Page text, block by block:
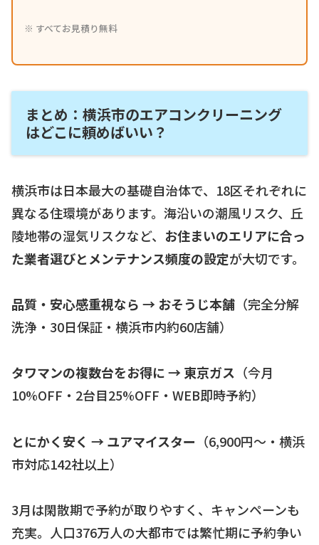
※ すべてお見積り無料
まとめ：横浜市のエアコンクリーニング
はどこに頼めばいい？
横浜市は日本最大の基礎自治体で、18区それぞれに
異なる住環境があります。海沿いの潮風リスク、丘
陵地帯の湿気リスクなど、 お住まいのエリアに合っ
た業者選びとメンテナンス頻度の設定が大切です。
品質・安心感重視なら → おそうじ本舗 （完全分解
洗浄・30日保証・横浜市内約60店舗）
タワマンの複数台をお得に → 東京ガス （今月
10%OFF・2台目25%OFF・WEB即時予約）
とにかく安く → ユアマイスター （6,900円〜・横浜
市対応142社以上）
3月は閑散期で予約が取りやすく、キャンペーンも
充実。人口376万人の大都市では繁忙期に予約争い